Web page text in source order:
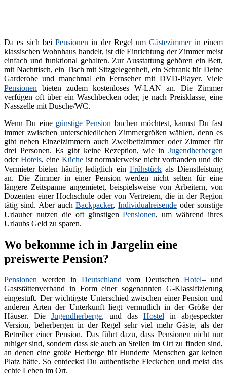
Da es sich beiPensionen in der Regel umGästezimmerin einem
klassischen Wohnhaus handelt, ist die Einrichtung der Zimmer meist
einfach und funktional gehalten. Zur Ausstattung gehören ein Bett,
mit Nachttisch, ein Tisch mit Sitzgelegenheit, ein Schrank für Deine
Garderobe und manchmal ein Fernseher mit DVD-Player. Viele
Pensionen bieten zudem kostenloses W-LAN an. Die Zimmer
verfügen oft über ein Waschbecken oder, je nach Preisklasse, eine
Nasszelle mit Dusche/WC.
Wenn Du eine günstige Pension buchen möchtest, kannst Du fast
immer zwischen unterschiedlichen Zimmergrößen wählen, denn es
gibt neben Einzelzimmern auch Zweibettzimmer oder Zimmer für
drei Personen. Es gibt keine Rezeption, wie in Jugendherbergen
oder Hotels, eine Kücheist normalerweise nicht vorhanden und die
Vermieter bieten häufig lediglich ein Frühstückals Dienstleistung
an. Die Zimmer in einer Pension werden nicht selten für eine
längere Zeitspanne angemietet, beispielsweise von Arbeitern, von
Dozenten einer Hochschule oder von Vertretern, die in der Region
tätig sind. Aber auchBackpacker,Individualreisende oder sonstige
Urlauber nutzen die oft günstigenPensionen, um während ihres
Urlaubs Geld zu sparen.
Wo bekomme ich in Jargelin eine
preiswerte Pension?
Pensionen werden in Deutschlandvom DeutschenHotel– und
Gaststättenverband in Form einer sogenannten G-Klassifizierung
eingestuft. Der wichtigste Unterschied zwischen einer Pension und
anderen Arten der Unterkunft liegt vermutlich in der Größe der
Häuser. Die Jugendherberge, und das Hostel in abgespeckter
Version, beherbergen in der Regel sehr viel mehr Gäste, als der
Betreiber einer Pension. Das führt dazu, dass Pensionen nicht nur
ruhiger sind, sondern dass sie auch an Stellen im Ort zu finden sind,
an denen eine große Herberge für Hunderte Menschen gar keinen
Platz hätte. So entdeckst Du authentische Fleckchen und meist das
echte Leben im Ort.